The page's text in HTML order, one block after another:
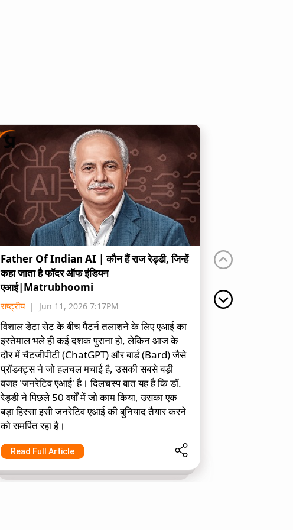
Father Of Indian AI | कौन हैं राज रेड्डी, जिन्हें
कहा जाता है फॉदर ऑफ इंडियन
एआई|Matrubhoomi
राष्ट्रीय Jun 11, 2026 7:17PM
विशाल डेटा सेट के बीच पैटर्न तलाशने के लिए एआई का
इस्तेमाल भले ही कई दशक पुराना हो, लेकिन आज के
दौर में चैटजीपीटी (ChatGPT) और बार्ड (Bard) जैसे
प्रॉडक्ट्स ने जो हलचल मचाई है, उसकी सबसे बड़ी
वजह 'जनरेटिव एआई' है। दिलचस्प बात यह है कि डॉ.
रेड्डी ने पिछले 50 वर्षों में जो काम किया, उसका एक
बड़ा हिस्सा इसी जनरेटिव एआई की बुनियाद तैयार करने
को समर्पित रहा है।
Read Full Article